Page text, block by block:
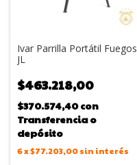
Ivar Parrilla Portátil Fuegos
JL
$463.218,00
$370.574,40con
Transferencia o
depósito
6x$77.203,00sin interés